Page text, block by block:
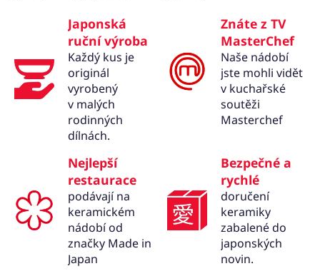
Japonská
ruční výroba
Každý kus je
originál
vyrobený
v malých
rodinných
dílnách.
Znáte z TV
MasterChef
Naše nádobí
jste mohli vidět
v kuchařské
soutěži
Masterchef
Nejlepší
restaurace
podávají na
keramickém
nádobí od
značky Made in
Japan
Bezpečné a
rychlé
doručení
keramiky
zabalené do
japonských
novin.